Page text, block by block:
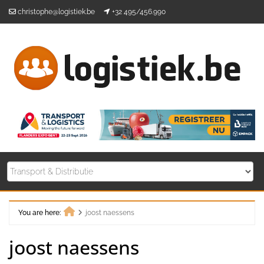
christophe@logistiek.be +32 495/456.990
You are here:
joost naessens
joost naessens